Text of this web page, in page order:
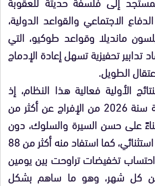
الاجتماعي والقواعد الدولية،
مانديلا وقواعد طوكيو، التي
تدابير تحفيزية تسهل إعادة الإدماج
الطويل.
الأولية فعالية هذا النظام، إذ
مكّن خلال بداية سنة 2026 من الإفراج عن أكثر من
بناءً على حسن السيرة والسلوك، دون
الحاجة إلى عفو استثنائي، كما استفاد منه أكثر من 88
تخفيضات تراوحت بين يومين
كل شهر، وهو ما ساهم بشكل